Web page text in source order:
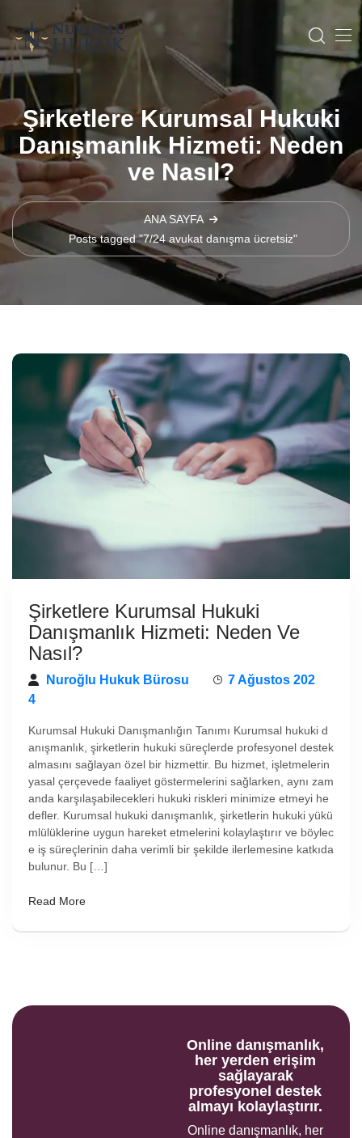
Şirketlere Kurumsal Hukuki
Danışmanlık Hizmeti: Neden
ve Nasıl?
ANA SAYFA
Posts tagged "7/24 avukat danışma ücretsiz"
Şirketlere Kurumsal Hukuki
Danışmanlık Hizmeti: Neden Ve
Nasıl?
Nuroğlu Hukuk Bürosu
7 Ağustos 202
4
Kurumsal Hukuki Danışmanlığın Tanımı Kurumsal hukuki d
anışmanlık, şirketlerin hukuki süreçlerde profesyonel destek
almasını sağlayan özel bir hizmettir. Bu hizmet, işletmelerin
yasal çerçevede faaliyet göstermelerini sağlarken, aynı zam
anda karşılaşabilecekleri hukuki riskleri minimize etmeyi he
defler. Kurumsal hukuki danışmanlık, şirketlerin hukuki yükü
mlülüklerine uygun hareket etmelerini kolaylaştırır ve böylec
e iş süreçlerinin daha verimli bir şekilde ilerlemesine katkıda
bulunur. Bu […]
Read More
Online danışmanlık,
her yerden erişim
sağlayarak
profesyonel destek
almayı kolaylaştırır.
Online danışmanlık, her